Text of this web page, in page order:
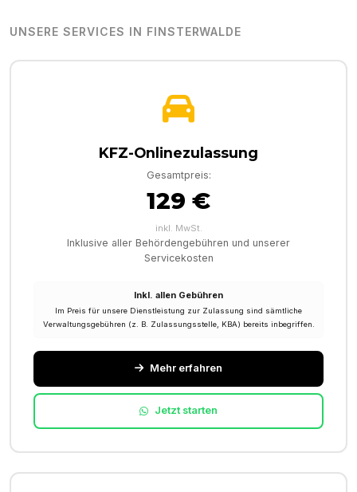
UNSERE SERVICES IN FINSTERWALDE
KFZ-Onlinezulassung
Gesamtpreis:
129 €
inkl. MwSt.
Inklusive aller Behördengebühren und unserer
Servicekosten
Inkl. allen Gebühren
Im Preis für unsere Dienstleistung zur Zulassung sind sämtliche
Verwaltungsgebühren (z. B. Zulassungsstelle, KBA) bereits inbegriffen.
Mehr erfahren
Jetzt starten